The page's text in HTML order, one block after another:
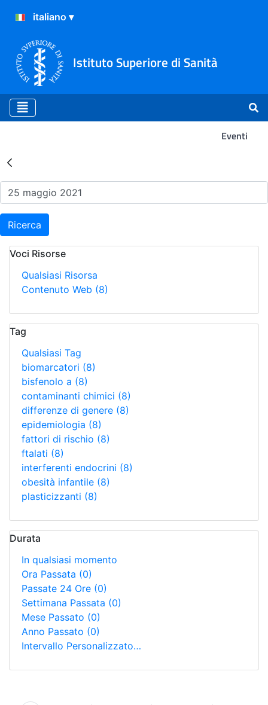
Istituto Superiore di Sanità
Eventi
Risultati della Ricerca -
Ricerca
Voci Risorse
Qualsiasi Risorsa
Contenuto Web (8)
Tag
Qualsiasi Tag
biomarcatori (8)
bisfenolo a (8)
contaminanti chimici (8)
differenze di genere (8)
epidemiologia (8)
fattori di rischio (8)
ftalati (8)
interferenti endocrini (8)
obesità infantile (8)
plasticizzanti (8)
Durata
In qualsiasi momento
Ora Passata (0)
Passate 24 Ore (0)
Settimana Passata (0)
Mese Passato (0)
Anno Passato (0)
Intervallo Personalizzato…
Ricerca